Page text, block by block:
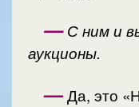
—С ним и
аукционы.
—Да, это